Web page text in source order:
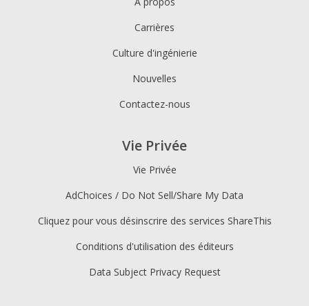
Carrières
Culture d'ingénierie
Nouvelles
Contactez-nous
Vie Privée
Vie Privée
AdChoices / Do Not Sell/Share My Data
Cliquez pour vous désinscrire des services ShareThis
Conditions d'utilisation des éditeurs
Data Subject Privacy Request